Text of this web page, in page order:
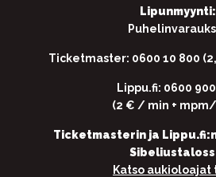
Lipunmyynti:
Ticketmaster: 0600 10 800
Lippu.fi: 0600
(2 € / min +
Ticketmasterin ja
Katso aukioloajat